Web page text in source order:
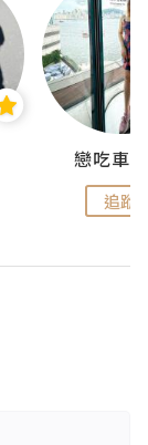
戀吃車
追蹤